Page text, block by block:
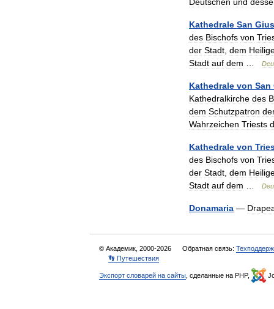
Kathedrale San
des Bischofs von
der Stadt dem
Stadt auf dem
Kathedrale von San
Kathedralkirche des
dem Schutzpatron
Wahrzeichen Triests
Kathedrale von
des Bischofs von
der Stadt dem
Stadt auf dem
Donamaria —
© Академик, 2000-2026 Обратная связь:
👣 Путешествия
Экспорт словарей на сайты , сделанные на PHP,